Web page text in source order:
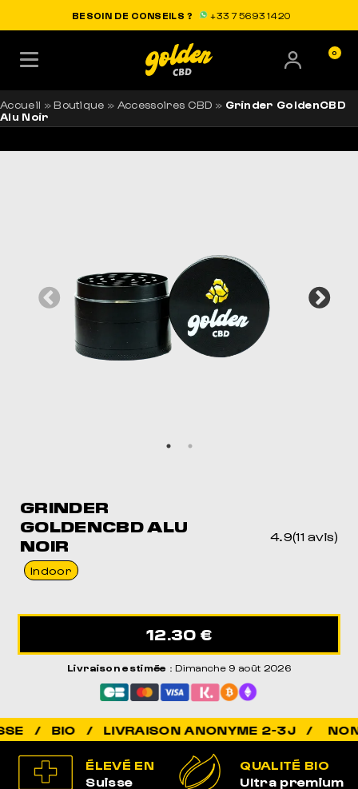
0
LIVRAISON OFFERTE EN FRANCE
BESOIN DE CONSEILS ? +33 7 56 93 14 20
Accueil »Boutique » Accessoires CBD » Grinder GoldenCBD
Alu Noir
GRINDER
GOLDENCBD ALU
NOIR
4.9(11 avis)
Indoor
12.30 €
Livraison estimée : Dimanche 9 août 2026
NON
ÉLEVÉ EN
Suisse
QUALITÉ BIO
Ultra premium